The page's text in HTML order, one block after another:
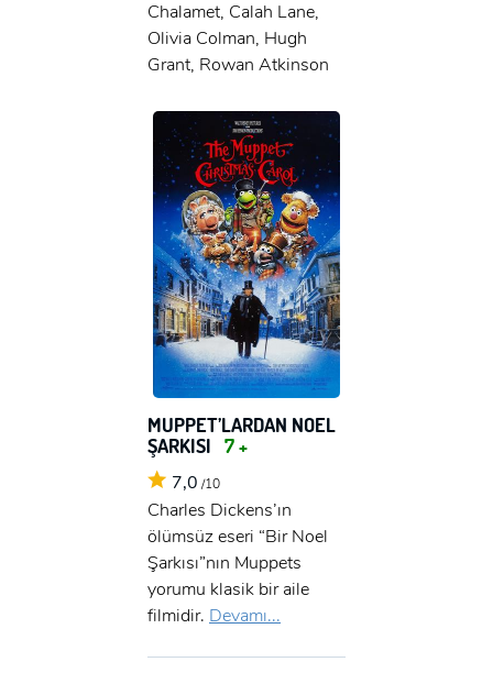
Chalamet, Calah Lane,
Olivia Colman, Hugh
Grant, Rowan Atkinson
MUPPET’LARDAN NOEL
ŞARKISI 7 +
7,0 /10
Charles Dickens’ın
ölümsüz eseri “Bir Noel
Şarkısı”nın Muppets
yorumu klasik bir aile
filmidir. Devamı...